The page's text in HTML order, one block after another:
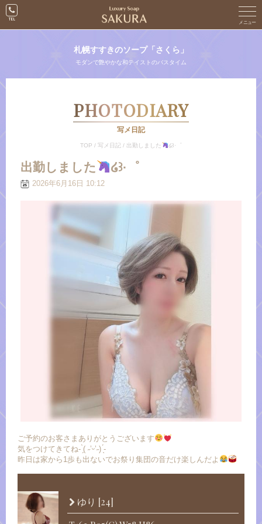
札幌すすきのソープ「さくら」
モダンで艶やかな和テイストのバスタイム
PHOTODIARY
写メ日記
TOP /写メ日記 / 出勤しました ໒꒱·゜
出勤しました ໒꒱·゜
2026年6月16日 10:12
ご予約のお客さまありがとうございます
気をつけてきてね- ̗̀( ˶’ᵕ’˶) ̖́-
昨日は家から1歩も出ないでお祭り集団の音だけ楽しんだよ
ゆり [24]